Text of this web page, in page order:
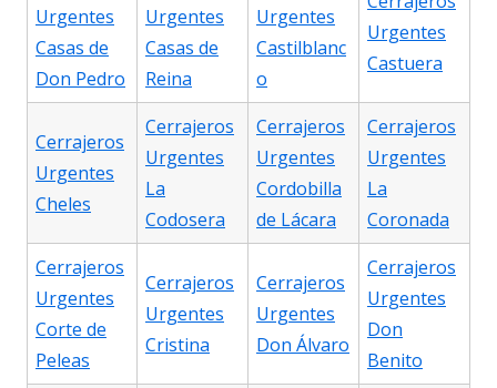
Urgentes
Casas de
Don Pedro
Urgentes
Casas de
Reina
Urgentes
Castilblanc
o
Urgentes
Castuera
Cerrajeros
Urgentes
Cheles
Cerrajeros
Urgentes
La
Codosera
Cerrajeros
Urgentes
Cordobilla
de Lácara
Cerrajeros
Urgentes
La
Coronada
Cerrajeros
Urgentes
Corte de
Peleas
Cerrajeros
Urgentes
Cristina
Cerrajeros
Urgentes
Don Álvaro
Cerrajeros
Urgentes
Don
Benito